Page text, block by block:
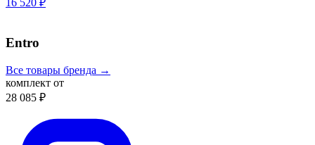
Entro
Все товары бренда →
комплект от
28 085 ₽